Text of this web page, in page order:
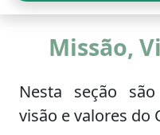
Missão,
Nesta seção
visão e valores do